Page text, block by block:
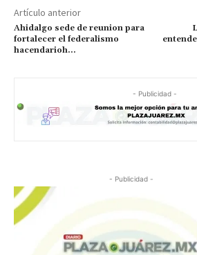
Artículo anterior
Ahidalgo sede de reunion para
fortalecer el federalismo
hacendarioh…
- Publicidad -
- Publicidad -